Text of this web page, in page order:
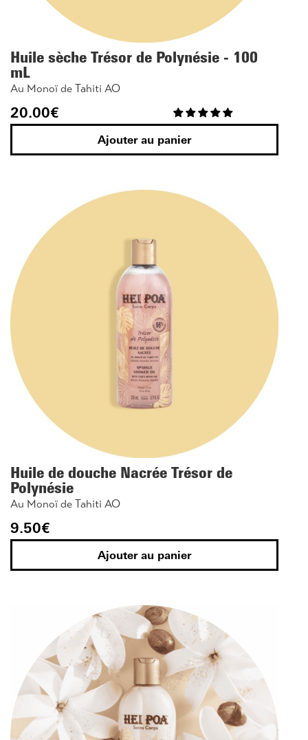
Huile sèche Trésor de Polynésie - 100
mL
Au Monoï de Tahiti AO
20.00€
Ajouter au panier
Huile de douche Nacrée Trésor de
Polynésie
Au Monoï de Tahiti AO
9.50€
Ajouter au panier